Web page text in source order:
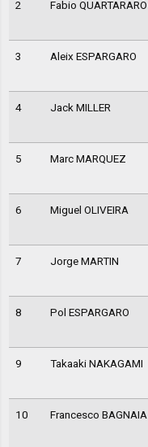
2 Fabio QUARTARARO
3 Aleix ESPARGARO
4 Jack MILLER
5 Marc MARQUEZ
6 Miguel OLIVEIRA
7 Jorge MARTIN
8 Pol ESPARGARO
9 Takaaki NAKAGAMI
10 Francesco BAGNAIA